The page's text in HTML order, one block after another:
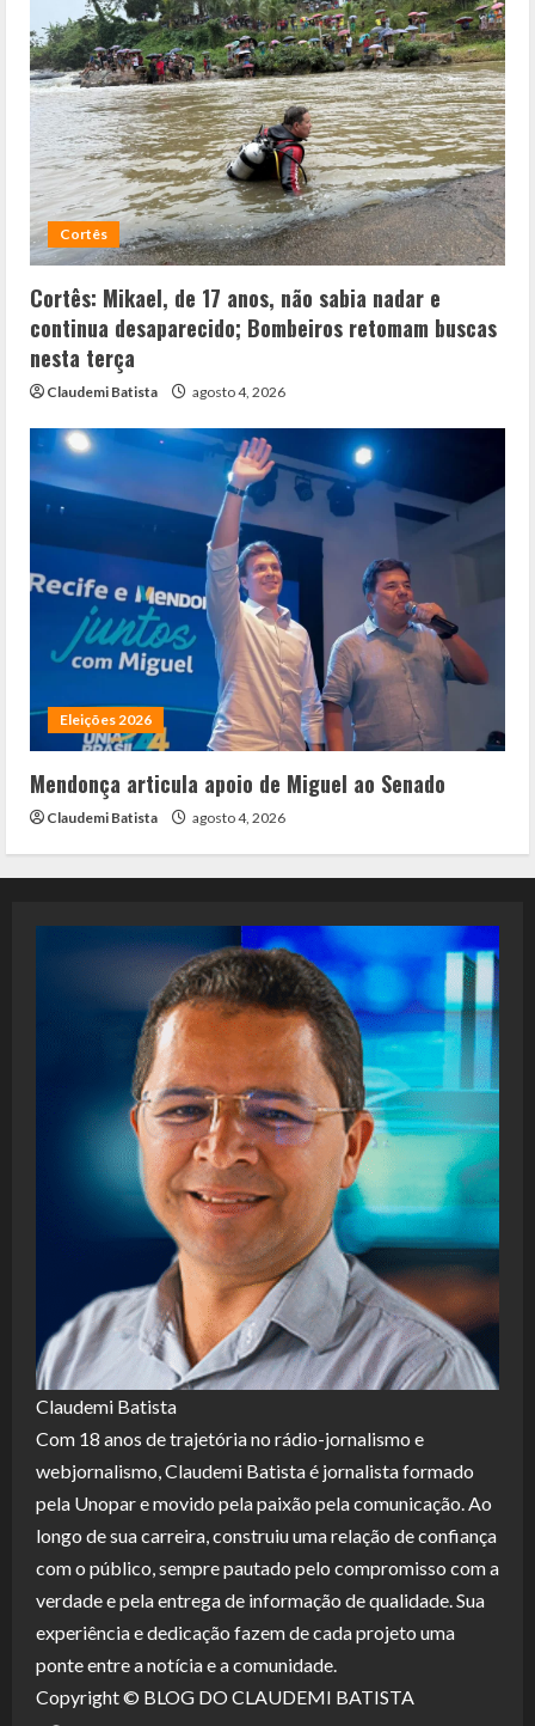
Cortês
Cortês: Mikael, de 17 anos, não sabia nadar e
continua desaparecido; Bombeiros retomam buscas
nesta terça
Claudemi Batista agosto 4, 2026
Eleições 2026
Mendonça articula apoio de Miguel ao Senado
Claudemi Batista agosto 4, 2026
Claudemi Batista
Com 18 anos de trajetória no rádio-jornalismo e
webjornalismo, Claudemi Batista é jornalista formado
pela Unopar e movido pela paixão pela comunicação. Ao
longo de sua carreira, construiu uma relação de confiança
com o público, sempre pautado pelo compromisso com a
verdade e pela entrega de informação de qualidade. Sua
experiência e dedicação fazem de cada projeto uma
ponte entre a notícia e a comunidade.
Copyright © BLOG DO CLAUDEMI BATISTA